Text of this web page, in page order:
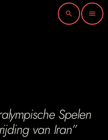
search menu
Spelen
van Iran”